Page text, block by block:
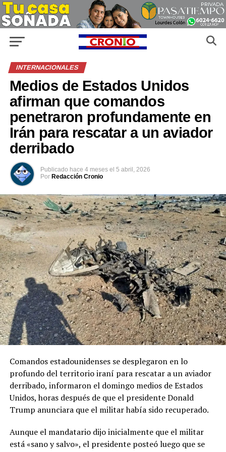
INTERNACIONALES
Medios de Estados Unidos
afirman que comandos
penetraron profundamente en
Irán para rescatar a un aviador
derribado
Publicado hace 4 meses el 5 abril, 2026
Por Redacción Cronio
Comandos estadounidenses se desplegaron en lo
profundo del territorio iraní para rescatar a un aviador
derribado, informaron el domingo medios de Estados
Unidos, horas después de que el presidente Donald
Trump anunciara que el militar había sido recuperado.
Aunque el mandatario dijo inicialmente que el militar
está «sano y salvo», el presidente posteó luego que se